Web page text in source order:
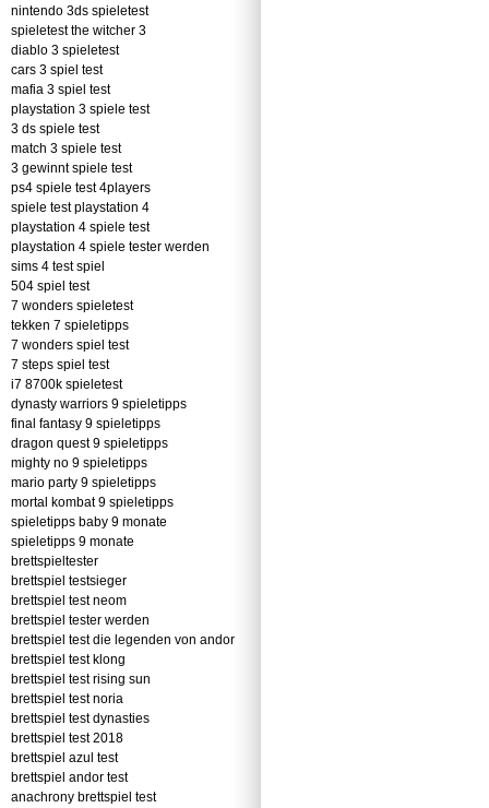
nintendo 3ds spieletest
spieletest the witcher 3
diablo 3 spieletest
cars 3 spiel test
mafia 3 spiel test
playstation 3 spiele test
3 ds spiele test
match 3 spiele test
3 gewinnt spiele test
ps4 spiele test 4players
spiele test playstation 4
playstation 4 spiele test
playstation 4 spiele tester werden
sims 4 test spiel
504 spiel test
7 wonders spieletest
tekken 7 spieletipps
7 wonders spiel test
7 steps spiel test
i7 8700k spieletest
dynasty warriors 9 spieletipps
final fantasy 9 spieletipps
dragon quest 9 spieletipps
mighty no 9 spieletipps
mario party 9 spieletipps
mortal kombat 9 spieletipps
spieletipps baby 9 monate
spieletipps 9 monate
brettspieltester
brettspiel testsieger
brettspiel test neom
brettspiel tester werden
brettspiel test die legenden von andor
brettspiel test klong
brettspiel test rising sun
brettspiel test noria
brettspiel test dynasties
brettspiel test 2018
brettspiel azul test
brettspiel andor test
anachrony brettspiel test